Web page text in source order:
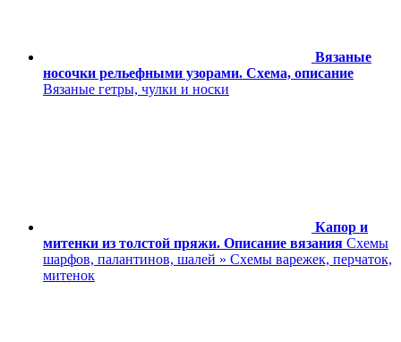
Вязаные
носочки рельефными узорами. Схема, описание
Вязаные гетры, чулки и носки
Капор и
митенки из толстой пряжи. Описание вязания Схемы
шарфов, палантинов, шалей » Схемы варежек, перчаток,
митенок